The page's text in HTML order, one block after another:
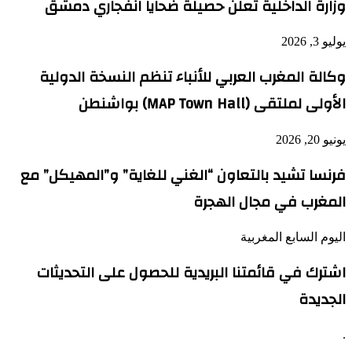
وزارة الداخلية تعلن حصيلة ضحايا انفجاري دمشق
يوليو 3, 2026
وكالة المغرب العربي للأنباء تنظم النسخة الدولية
الأولى لملتقى (MAP Town Hall) بواشنطن
يونيو 20, 2026
فرنسا تشيد بالتعاون “الغني للغاية” و”المهيكل” مع
المغرب في مجال الهجرة
اليوم السابع المغربية
اشترك في قائمتنا البريدية للحصول على التحديثات
الجديدة
.